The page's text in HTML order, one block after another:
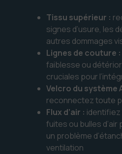
Tissu supérieur :
signes d’usure, les
autres dommages
Lignes de couture :
faiblesse ou
cruciales pour
Velcro du système
reconnectez toute
Flux d’air : identifiez
fuites ou bulles d’air
un problème
ventilation